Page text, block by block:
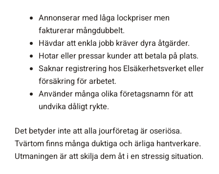
Annonserar med låga lockpriser men
fakturerar mångdubbelt.
Hävdar att enkla jobb kräver dyra åtgärder.
Hotar eller pressar kunder att betala på plats.
Saknar registrering hos Elsäkerhetsverket eller
försäkring för arbetet.
Använder många olika företagsnamn för att
undvika dåligt rykte.
Det betyder inte att alla jourföretag är oseriösa.
Tvärtom finns många duktiga och ärliga hantverkare.
Utmaningen är att skilja dem åt i en stressig situation.